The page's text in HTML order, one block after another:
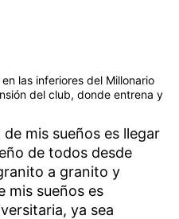
las inferiores del Millonario
del club, donde entrena y
mis sueños es llegar
de todos desde
a granito y
mis sueños es
ya sea